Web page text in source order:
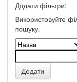
Додати фільтри:
Використовуйте
пошуку.